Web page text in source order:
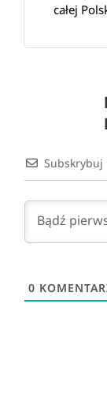
całej
Subskrybuj
0